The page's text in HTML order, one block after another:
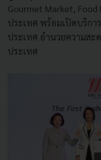
Gourmet Market, Food
ประเทศ พร้อมเปิดบริกา
ประเทศ อำนวยความสะ
ประเทศ